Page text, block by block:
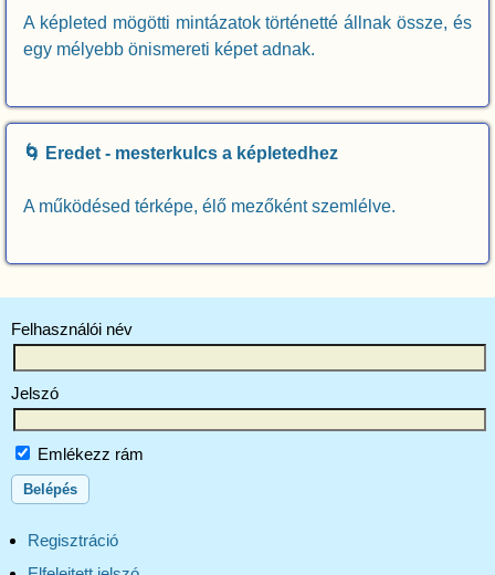
A képleted mögötti mintázatok történetté állnak össze, és
egy mélyebb önismereti képet adnak.
🌀 Eredet - mesterkulcs a képletedhez
A működésed térképe, élő mezőként szemlélve.
Felhasználói név
Jelszó
Emlékezz rám
Regisztráció